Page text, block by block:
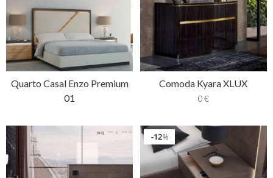
Quarto Casal Enzo Premium
01
Comoda Kyara XLUX
0€
%
12